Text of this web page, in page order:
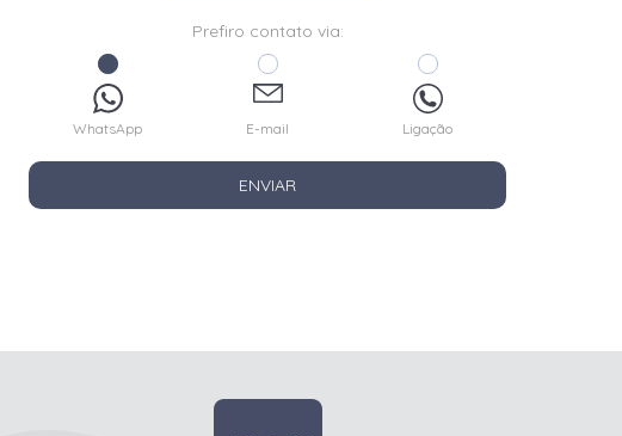
Prefiro contato via:
WhatsApp E-mail Ligação
ENVIAR